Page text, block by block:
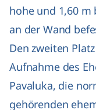
hohe und 1,60
an der Wand
Den zweiten
Aufnahme des
Pavaluka, die
gehörenden